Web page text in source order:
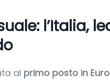
l’Italia,
al primo posto in